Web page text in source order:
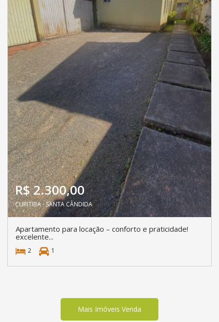
R$ 2.300,00
CURITIBA - SANTA CÂNDIDA
Apartamento para locação – conforto e praticidade!
excelente...
2 1
Mais Imóveis Venda